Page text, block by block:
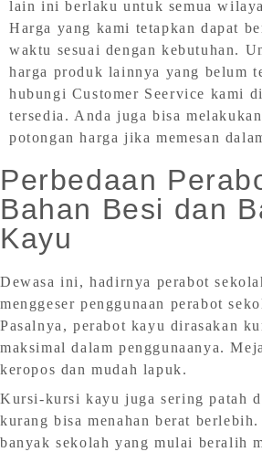
lain ini berlaku untuk semua
Harga yang kami tetapkan dapat
waktu sesuai dengan kebutuhan.
harga produk lainnya yang belum
hubungi Customer Seervice kami
tersedia. Anda juga bisa
potongan harga jika memesan
Perbedaan
Bahan Besi dan
Kayu
Dewasa ini, hadirnya perabot
menggeser penggunaan perabot
Pasalnya, perabot kayu dirasakan
maksimal dalam penggunaanya.
keropos dan mudah lapuk.
Kursi-kursi kayu juga sering patah
kurang bisa menahan berat
banyak sekolah yang mulai beralih